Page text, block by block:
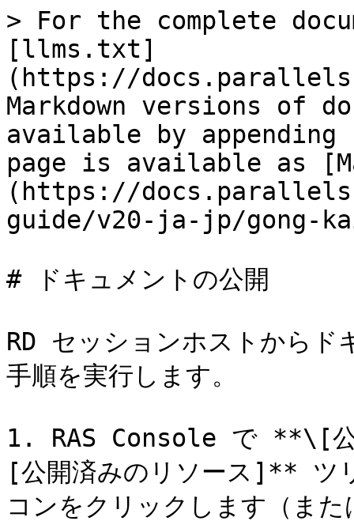
> For the complete
[llms.txt]
(https://
Markdown versions of
available by
page is available as
(https://
guide/v20-ja-jp/gong-
# ドキュメントの公開
RD セッションホストからド
手順を実行します。
1. RAS Console で **\[
[公開済みのリソース]**
コンをクリックします（